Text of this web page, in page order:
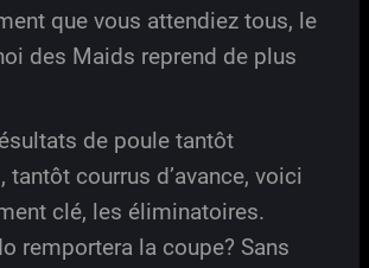
que vous attendiez tous, le
des Maids reprend de plus
de poule tantôt
tantôt courrus d’avance, voici
clé, les éliminatoires.
remportera la coupe? Sans